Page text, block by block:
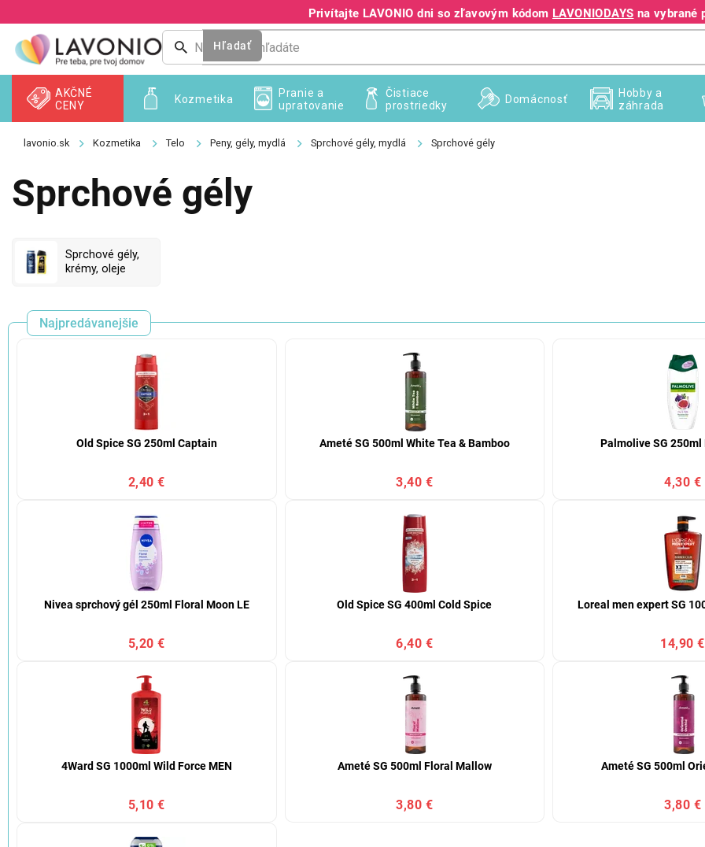
na
obsah
Privítajte LAVONIO dni so zľavovým kódom LAVONIODAYS na vybrané
+421 940 995 209
Hľadať
Kozmetika
AKČNÉ
CENY
Pranie a
upratovanie
Čistiace
prostriedky
Domácnosť
Hobby a
záhrada
Kozmetika Telo Peny, gély, mydlá Sprchové gély, mydlá Sprchové gély
Sprchové gély
Sprchové gély,
krémy, oleje
Najpredávanejšie
Old Spice SG 250ml Captain
2,40 €
Ameté SG 500ml White Tea & Bamboo
3,40 €
Palmolive SG
4,30 €
Nivea sprchový gél 250ml Floral Moon LE
5,20 €
Old Spice SG 400ml Cold Spice
6,40 €
Loreal men expert SG
14,90 €
4Ward SG 1000ml Wild Force MEN
5,10 €
Ameté SG 500ml Floral Mallow
3,80 €
Ameté SG 500ml
3,80 €